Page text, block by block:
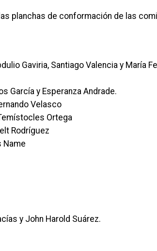
planchas de conformación de las
Gaviria, Santiago Valencia y María
García y Esperanza Andrade.
Velasco
Ortega
Rodríguez
Name
y John Harold Suárez.